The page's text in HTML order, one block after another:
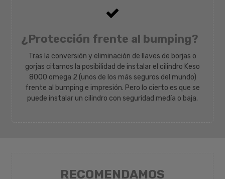

¿Protección frente al bumping?
Tras la conversión y eliminación de llaves de borjas o
gorjas citamos la posibilidad de instalar el cilindro Keso
8000 omega 2 (unos de los más seguros del mundo)
frente al bumping e impresión. Pero lo cierto es que se
puede instalar un cilindro con seguridad medía o baja.
RECOMENDAMOS